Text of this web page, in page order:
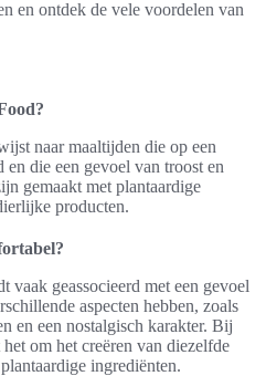
en ontdek de vele voordelen van
naar maaltijden die op een
die een gevoel van troost en
gemaakt met plantaardige
producten.
vaak geassocieerd met een gevoel
aspecten hebben, zoals
en een nostalgisch karakter. Bij
om het creëren van diezelfde
ingrediënten.